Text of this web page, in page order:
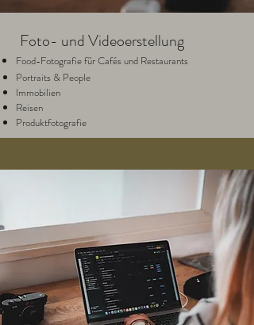
Foto- und Videoerstellung
Food-Fotografie für Cafés und Restaurants
Portraits & People
Immobilien
Reisen
Produktfotografie